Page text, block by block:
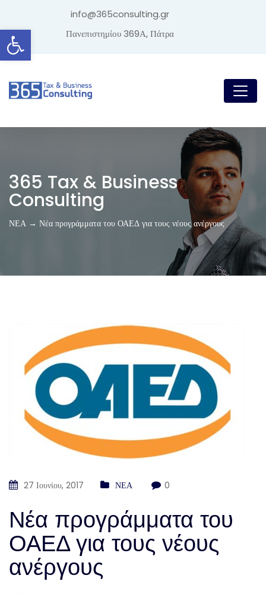
Ανοίξτε τη γραμμή εργαλείων
info@365consulting.gr
Πανεπιστημίου 369Α, Πάτρα
365 Tax & Business
Consulting
ΝΕΑ → Νέα προγράμματα του ΟΑΕΔ για τους νέους ανέργους
27 Ιουνίου, 2017 ΝΕΑ 0
Νέα προγράμματα του
ΟΑΕΔ για τους νέους
ανέργους